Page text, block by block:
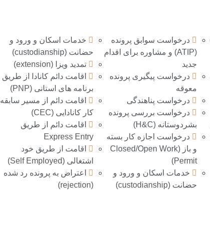
درخواست سوابق پرونده
(ATIP) و مشاوره برای اقدام
جدید
درخواست پیگیری پرونده
معوقه
درخواست پناهندگی
درخواست بررسی پرونده
بشردوستانه (H&C)
درخواست اجازه کار بسته
و باز (Closed/Open Work
Permit)
خدمات اسکان و ورود و
حضانت (custodianship)
خدمات اسکان و ورود و
حضانت (custodianship)
تمدید ویزا (extension)
اقامت دائم كانادا از طريق
برنامه های استانی (PNP)
اقامت دائم از مسیر سابقه
کار کانادایی (CEC)
اقامت دائم از طریق
Express Entry
اقامت از طریق خود
اشتغالی (Self Employed)
اعتراض به پرونده رد شده
(rejection)